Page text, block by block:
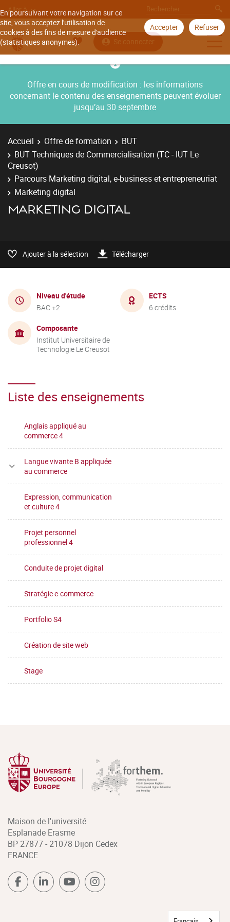
En poursuivant votre navigation sur ce
site, vous acceptez l'utilisation de
cookies à des fins de mesure d'audience
(statistiques anonymes).
Accepter Refuser
Aller à
Se connecter
Offre en cours de modification : les informations
concernant le contenu des enseignements peuvent évoluer
jusqu’au 30 septembre
Accueil Offre de formation
BUT
BUT Techniques de Commercialisation (TC - IUT Le
Creusot)
Parcours Marketing digital, e-business et entrepreneuriat
Marketing digital
MARKETING DIGITAL
Ajouter à la sélection Télécharger
Niveau d'étude
BAC +2
ECTS
6 crédits
Composante
Institut Universitaire de
Technologie Le Creusot
Liste des enseignements
Anglais appliqué au
commerce 4
Langue vivante B appliquée
au commerce
Expression, communication
et culture 4
Projet personnel
professionnel 4
Conduite de projet digital
Stratégie e-commerce
Portfolio S4
Création de site web
Stage
Maison de l'université
Esplanade Erasme
BP 27877 - 21078 Dijon Cedex
FRANCE